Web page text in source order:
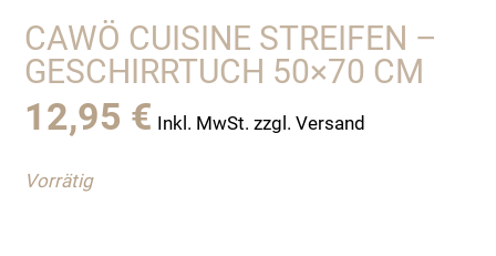
CAWÖ CUISINE STREIFEN –
GESCHIRRTUCH 50×70 CM
12,95 € Inkl. MwSt. zzgl. Versand
Vorrätig